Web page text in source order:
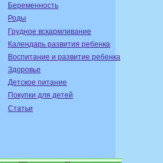
Беременность
Роды
Грудное вскармливание
Календарь развития ребенка
Воспитание и развитие ребенка
Здоровье
Детское питание
Покупки для детей
Статьи